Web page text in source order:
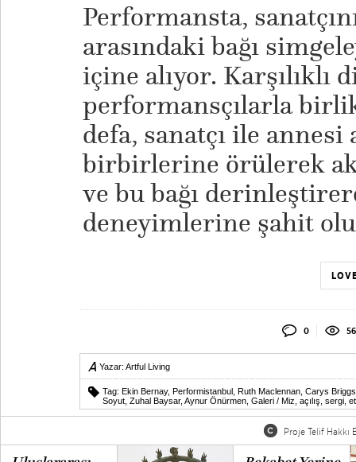
Performansta,
arasındaki bağı
içine alıyor. Karşılıklı
performansçılarla
defa, sanatçı ile
birbirlerine örülerek
ve bu bağı
deneyimlerine şahit
0
Yazar: Artful Living
Tag: Ekin Bernay, Performistanbul Ruth Maclennan Carys Briggs
Soyut Zuhal Baysar, Aynur Önürmen Galeri / Miz açılış sergi
Proje Telif Hakkı